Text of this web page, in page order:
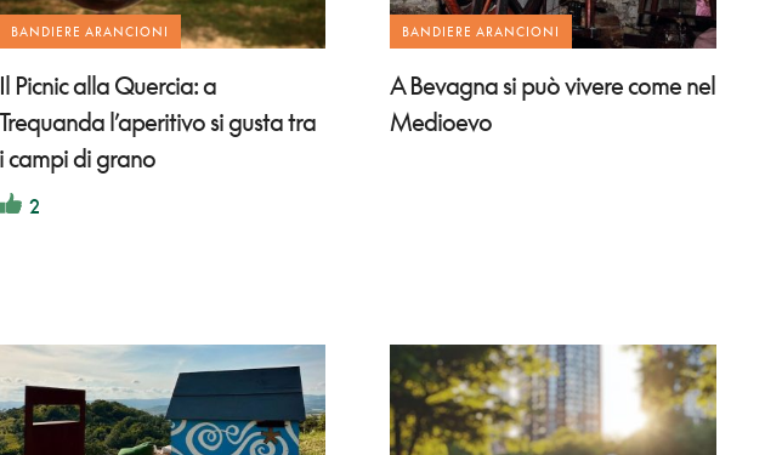
BANDIERE ARANCIONI
Il Picnic alla Quercia: a
Trequanda l’aperitivo si gusta tra
i campi di grano
2
BANDIERE ARANCIONI
A Bevagna si può vivere come nel
Medioevo